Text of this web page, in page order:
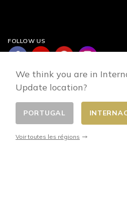
FOLLOW US
Changer de pays
We think you are in
Update location?
PORTUGAL
Voir toutes les régions